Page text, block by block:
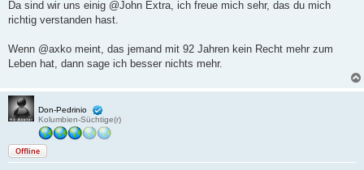
i
r
Da sind wir uns einig @John Extra, ich freue mich sehr, das du mich
richtig verstanden hast.
Wenn @axko meint, das jemand mit 92 Jahren kein Recht mehr zum
Leben hat, dann sage ich besser nichts mehr.
Don-Pedrinio
Kolumbien-Süchtige(r)
Offline